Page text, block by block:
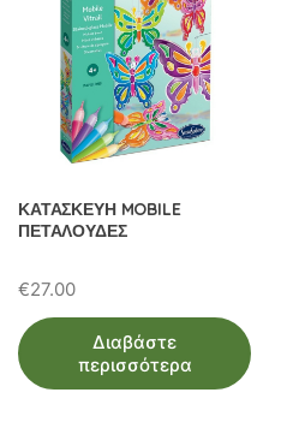
ΚΑΤΑΣΚΕΥΗ MOBILE
ΠΕΤΑΛΟΥΔΕΣ
€27.00
Διαβάστε
περισσότερα